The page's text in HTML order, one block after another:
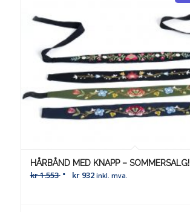
HÅRBÅND MED KNAPP – SOMMERSALG!
kr1.553 kr932 inkl. mva.